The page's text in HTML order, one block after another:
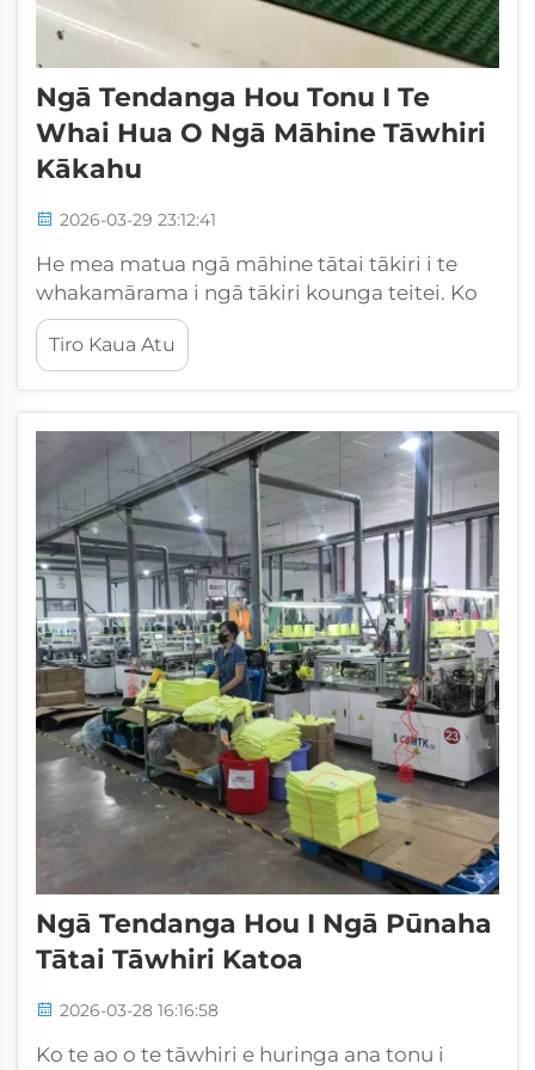
Ngā Tendanga Hou Tonu I Te
Whai Hua O Ngā Māhine Tāwhiri
Kākahu
2026-03-29 23:12:41
He mea matua ngā māhine tātai tākiri i te
whakamārama i ngā tākiri kounga teitei. Ko
ngā kamupani rānei pērā i a CSMTK e whai
ana i ngā huarahi hei whakamārama i ēnei
māhine. I tēnei wā, ko ngā tendanga he
whaiwhai. Nō reira, ka taea e ngā māhine te
whakamārama i ngā tākiri ...
Tiro Kaua Atu
Ngā Tendanga Hou I Ngā Pūnaha
Tātai Tāwhiri Katoa
2026-03-28 16:16:58
Ko te ao o te tāwhiri e huringa ana tonu i